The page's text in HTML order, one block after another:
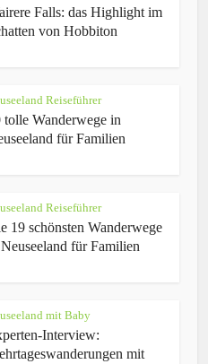
Falls: das Highlight im
von Hobbiton
Reiseführer
tolle Wanderwege in
für Familien
Reiseführer
19 schönsten Wanderwege
für Familien
mit Baby
Interview:
mit